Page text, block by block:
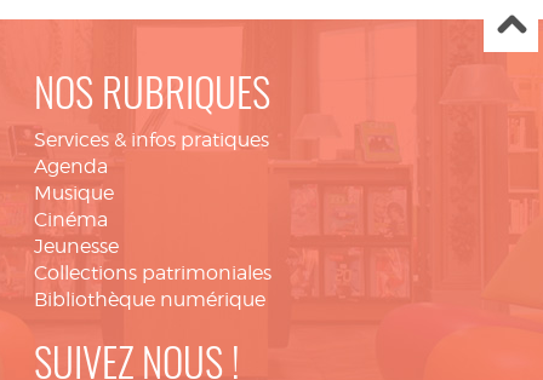
NOS RUBRIQUES
Services & infos pratiques
Agenda
Musique
Cinéma
Jeunesse
Collections patrimoniales
Bibliothèque numérique
SUIVEZ NOUS !